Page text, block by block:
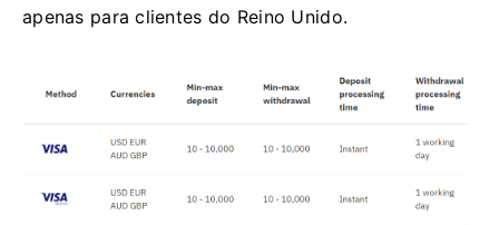
apenas para clientes do Reino Unido.